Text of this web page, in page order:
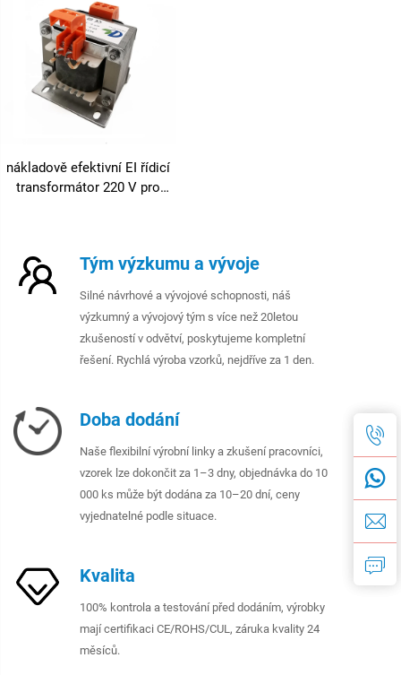
nákladově efektivní EI řídicí
transformátor 220 V pro
Tým výzkumu a vývoje
Silné návrhové a vývojové schopnosti, náš
výzkumný a vývojový tým s více než 20letou
zkušeností v odvětví, poskytujeme kompletní
řešení. Rychlá výroba vzorků, nejdříve za 1 den.
Doba dodání
Naše flexibilní výrobní linky a zkušení pracovníci,
vzorek lze dokončit za 1–3 dny, objednávka do 10
000 ks může být dodána za 10–20 dní, ceny
vyjednatelné podle situace.
Kvalita
100% kontrola a testování před dodáním, výrobky
mají certifikaci CE/ROHS/CUL, záruka kvality 24
měsíců.